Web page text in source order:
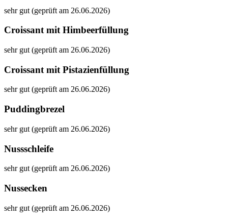
sehr gut (geprüft am 26.06.2026)
Croissant mit Himbeerfüllung
sehr gut (geprüft am 26.06.2026)
Croissant mit Pistazienfüllung
sehr gut (geprüft am 26.06.2026)
Puddingbrezel
sehr gut (geprüft am 26.06.2026)
Nussschleife
sehr gut (geprüft am 26.06.2026)
Nussecken
sehr gut (geprüft am 26.06.2026)